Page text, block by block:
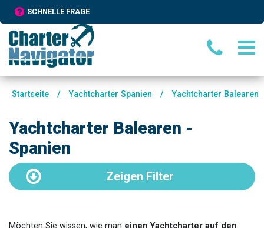
SCHNELLE FRAGE
Startseite / Yachtcharter Spanien / Yachtcharter Balearen
Yachtcharter Balearen -
Spanien
Zeigen Filter
Möchten Sie wissen, wie man einen Yachtcharter auf den